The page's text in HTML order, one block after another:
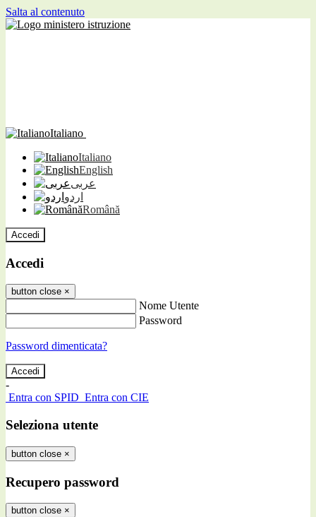
Salta al contenuto
Italiano
Italiano
English
عربى
اردو
Română
Accedi
Accedi
button close ×
Nome Utente
Password
Password dimenticata?
-
Entra con SPID Entra con CIE
Seleziona utente
button close ×
Recupero password
button close ×